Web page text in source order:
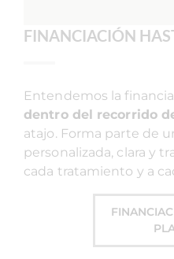
FINANCIACIÓN
Entendemos la
dentro del recorrido
atajo. Forma parte de
personalizada, clara y
cada tratamiento y a